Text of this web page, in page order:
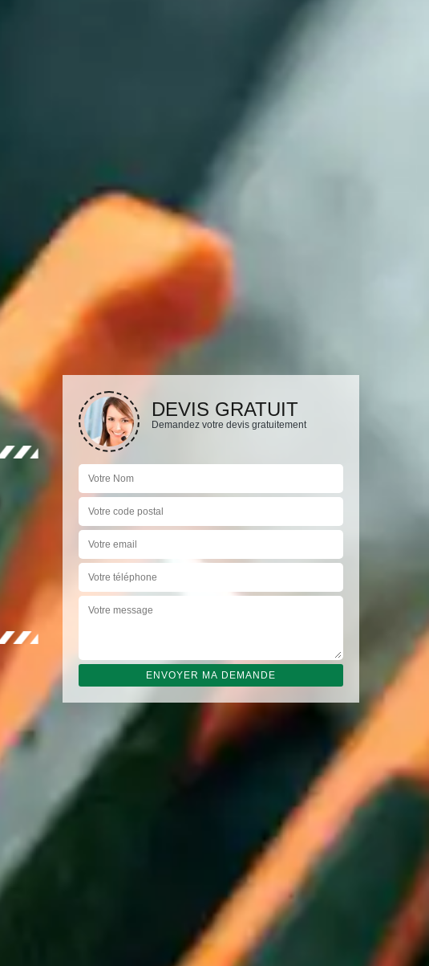
DEVIS GRATUIT
Demandez votre devis gratuitement